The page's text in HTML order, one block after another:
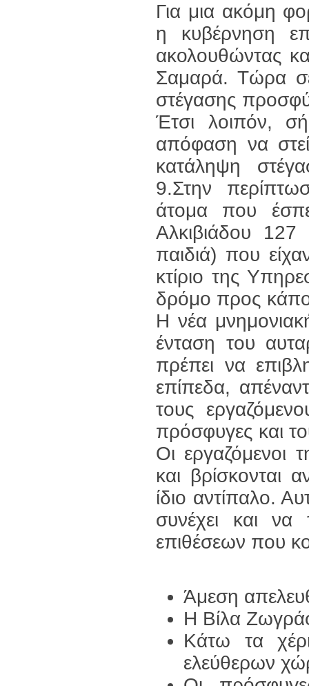
Για μια ακόμη
η κυβέρνηση
ακολουθώντας
Σαμαρά. Τώρα
στέγασης
Έτσι λοιπόν,
απόφαση να
κατάληψη
9.Στην
άτομα που
Αλκιβιάδου
παιδιά) που
κτίριο της
δρόμο προς
Η νέα
ένταση του
πρέπει να
επίπεδα,
τους
πρόσφυγες και
Οι εργαζόμενοι
και βρίσκονται
ίδιο αντίπαλο.
συνέχει και να
επιθέσεων που
Άμεση
Η Βίλα
Κάτω τα
ελεύθερων